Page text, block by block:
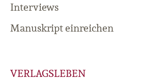
Interviews
Manuskript einreichen
VERLAGSLEBEN